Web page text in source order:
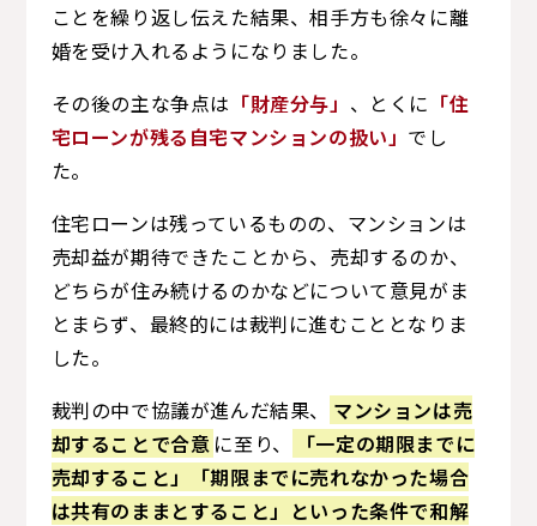
ことを繰り返し伝えた結果、相手方も徐々に離
婚を受け入れるようになりました。
その後の主な争点は 「財産分与」 、とくに 「住
宅ローンが残る自宅マンションの扱い」 でし
た。
住宅ローンは残っているものの、マンションは
売却益が期待できたことから、売却するのか、
どちらが住み続けるのかなどについて意見がま
とまらず、最終的には裁判に進むこととなりま
した。
裁判の中で協議が進んだ結果、
マンションは売
却することで合意 に至り、
「一定の期限までに
売却すること」「期限までに売れなかった場合
は共有のままとすること」といった条件で和解